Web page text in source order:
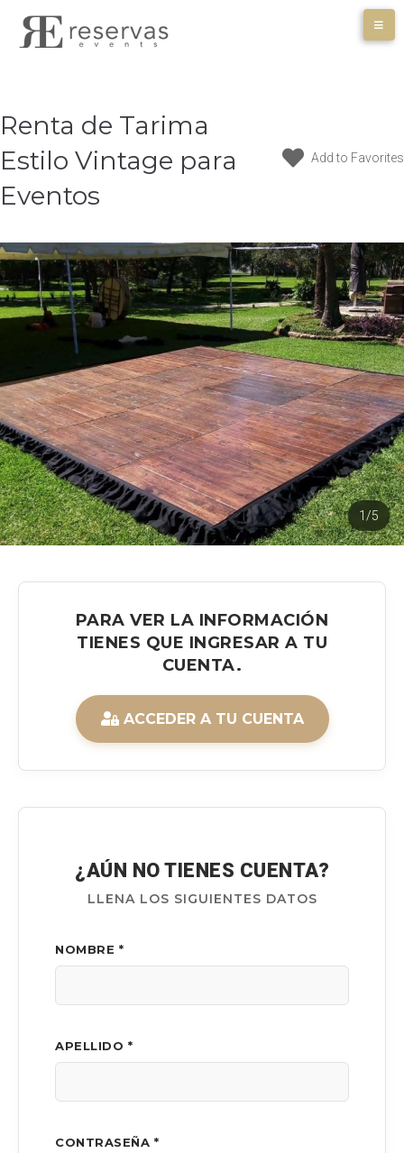
Renta de Tarima
Estilo Vintage para
Eventos
Add to Favorites
1/5
PARA VER LA INFORMACIÓN
TIENES QUE INGRESAR A TU
CUENTA.
ACCEDER A TU CUENTA
¿AÚN NO TIENES CUENTA?
LLENA LOS SIGUIENTES DATOS
NOMBRE *
APELLIDO *
CONTRASEÑA *